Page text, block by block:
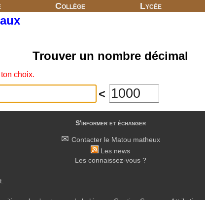
Collège Lycée
Trouver un nombre décimal
choix.
<
S'informer et échanger
Contacter le Matou matheux
Les news
Les connaissez-vous ?